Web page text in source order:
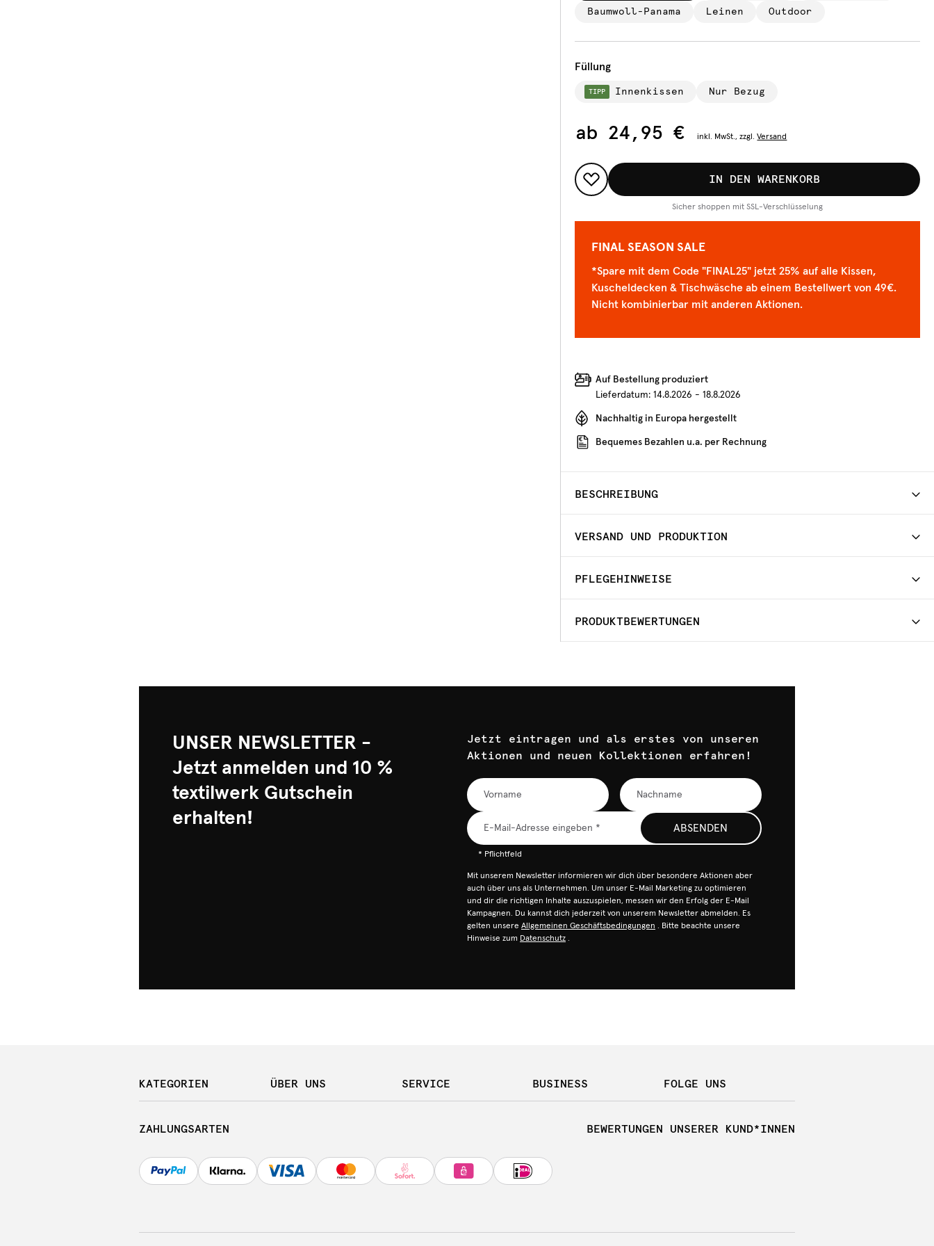
Baumwoll-Panama Leinen Outdoor
Füllung
TIPP Innenkissen Nur Bezug
ab 24,95 € inkl. MwSt., zzgl. Versand
IN DEN WARENKORB
Sicher shoppen mit SSL-Verschlüsselung
FINAL SEASON SALE
*Spare mit dem Code "FINAL25" jetzt 25% auf alle Kissen,
Kuscheldecken & Tischwäsche ab einem Bestellwert von 49€.
Nicht kombinierbar mit anderen Aktionen.
Auf Bestellung produziert
Lieferdatum: 14.8.2026 - 18.8.2026
Nachhaltig in Europa hergestellt
Bequemes Bezahlen u.a. per Rechnung
BESCHREIBUNG
VERSAND UND PRODUKTION
PFLEGEHINWEISE
PRODUKTBEWERTUNGEN
UNSER NEWSLETTER -
Jetzt anmelden und 10 %
textilwerk Gutschein
erhalten!
Jetzt eintragen und als erstes von unseren
Aktionen und neuen Kollektionen erfahren!
ABSENDEN
* Pflichtfeld
Mit unserem Newsletter informieren wir dich über besondere Aktionen aber
auch über uns als Unternehmen. Um unser E-Mail Marketing zu optimieren
und dir die richtigen Inhalte auszuspielen, messen wir den Erfolg der E-Mail
Kampagnen. Du kannst dich jederzeit von unserem Newsletter abmelden. Es
gelten unsere Allgemeinen Geschäftsbedingungen . Bitte beachte unsere
Hinweise zum Datenschutz .
KATEGORIEN ÜBER UNS SERVICE BUSINESS FOLGE UNS
ZAHLUNGSARTEN BEWERTUNGEN UNSERER KUND*INNEN